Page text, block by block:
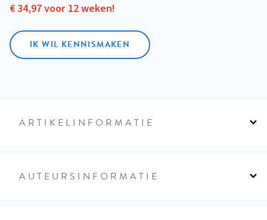
€ 34,97 voor 12 weken!
IK WIL KENNISMAKEN
ARTIKELINFORMATIE
AUTEURSINFORMATIE